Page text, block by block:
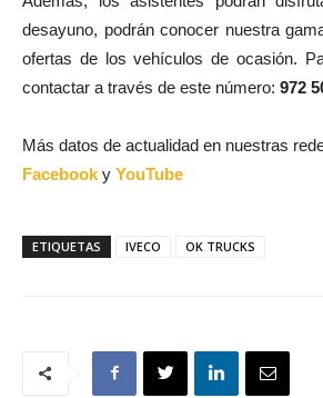
desayuno, podrán conocer nuestra
ofertas de los vehículos de ocasión.
contactar a través de este número: 972
Más datos de actualidad en nuestras
Facebook y YouTube
ETIQUETAS IVECO OK TRUCKS